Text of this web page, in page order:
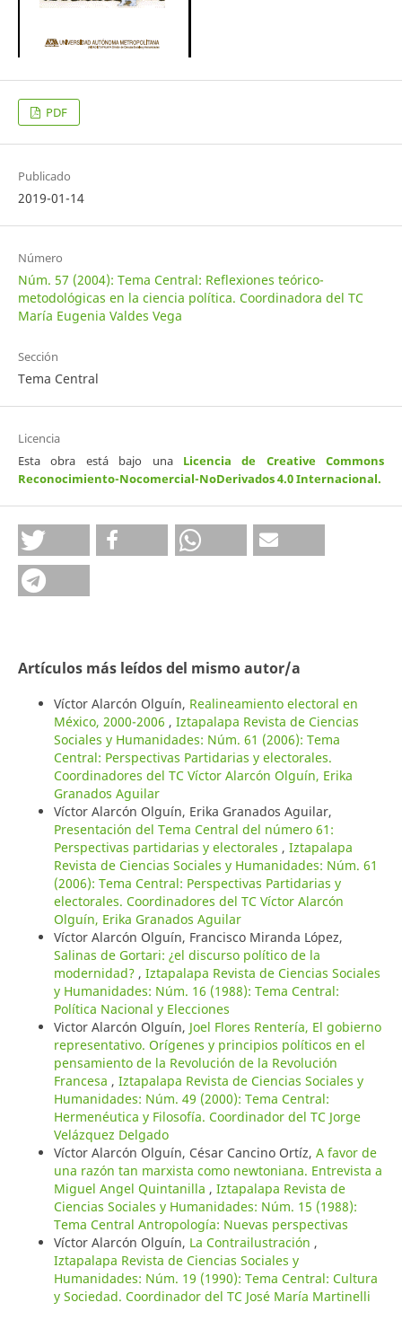
PDF
Publicado
2019-01-14
Número
Núm. 57 (2004): Tema Central: Reflexiones teórico-
metodológicas en la ciencia política. Coordinadora del TC
María Eugenia Valdes Vega
Sección
Tema Central
Licencia
Esta obra está bajo una Licencia de Creative Commons
Reconocimiento-Nocomercial-NoDerivados 4.0 Internacional.
Artículos más leídos del mismo autor/a
Víctor Alarcón Olguín, Realineamiento electoral en
México, 2000-2006 , Iztapalapa Revista de Ciencias
Sociales y Humanidades: Núm. 61 (2006): Tema
Central: Perspectivas Partidarias y electorales.
Coordinadores del TC Víctor Alarcón Olguín, Erika
Granados Aguilar
Víctor Alarcón Olguín, Erika Granados Aguilar,
Presentación del Tema Central del número 61:
Perspectivas partidarias y electorales , Iztapalapa
Revista de Ciencias Sociales y Humanidades: Núm. 61
(2006): Tema Central: Perspectivas Partidarias y
electorales. Coordinadores del TC Víctor Alarcón
Olguín, Erika Granados Aguilar
Víctor Alarcón Olguín, Francisco Miranda López,
Salinas de Gortari: ¿el discurso político de la
modernidad? , Iztapalapa Revista de Ciencias Sociales
y Humanidades: Núm. 16 (1988): Tema Central:
Política Nacional y Elecciones
Victor Alarcón Olguín, Joel Flores Rentería, El gobierno
representativo. Orígenes y principios políticos en el
pensamiento de la Revolución de la Revolución
Francesa , Iztapalapa Revista de Ciencias Sociales y
Humanidades: Núm. 49 (2000): Tema Central:
Hermenéutica y Filosofía. Coordinador del TC Jorge
Velázquez Delgado
Víctor Alarcón Olguín, César Cancino Ortíz, A favor de
una razón tan marxista como newtoniana. Entrevista a
Miguel Angel Quintanilla , Iztapalapa Revista de
Ciencias Sociales y Humanidades: Núm. 15 (1988):
Tema Central Antropología: Nuevas perspectivas
Víctor Alarcón Olguín, La Contrailustración ,
Iztapalapa Revista de Ciencias Sociales y
Humanidades: Núm. 19 (1990): Tema Central: Cultura
y Sociedad. Coordinador del TC José María Martinelli